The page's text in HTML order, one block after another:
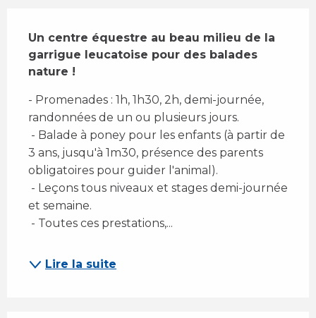
Un centre équestre au beau milieu de la
garrigue leucatoise pour des balades
nature !
- Promenades : 1h, 1h30, 2h, demi-journée,
randonnées de un ou plusieurs jours.
3 ans, jusqu'à 1m30, présence des parents
obligatoires pour guider l'animal).
et semaine.
- Toutes ces prestations,...
Lire la suite